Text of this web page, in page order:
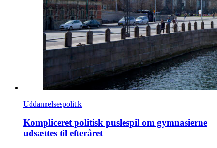
Uddannelsespolitik
Kompliceret politisk puslespil om gymnasierne
udsættes til efteråret